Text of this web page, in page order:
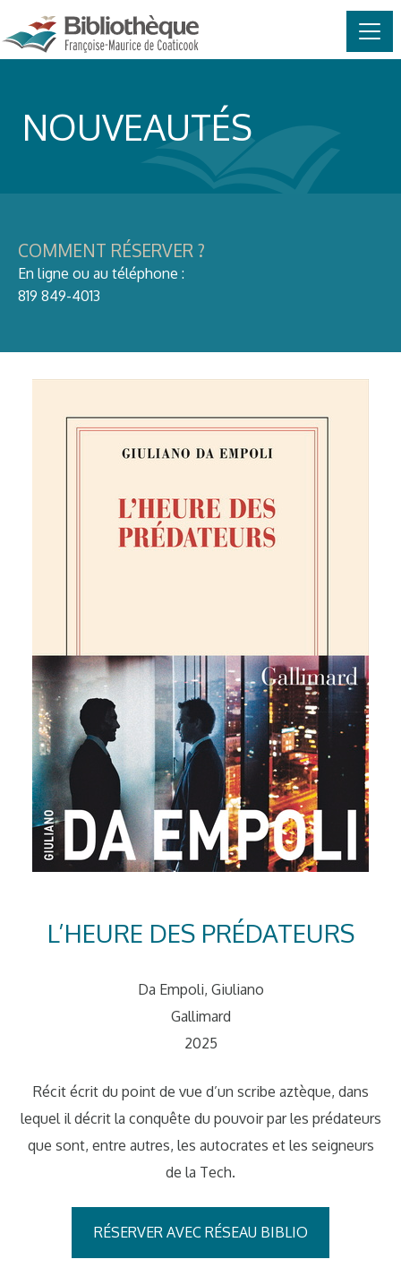
Skip to content
MAIN NAVIGATION
NOUVEAUTÉS
COMMENT RÉSERVER ?
En ligne ou au téléphone :
819 849-4013
L’HEURE DES PRÉDATEURS
Da Empoli, Giuliano
Gallimard
2025
Récit écrit du point de vue d’un scribe aztèque, dans
lequel il décrit la conquête du pouvoir par les prédateurs
que sont, entre autres, les autocrates et les seigneurs
de la Tech.
RÉSERVER AVEC RÉSEAU BIBLIO